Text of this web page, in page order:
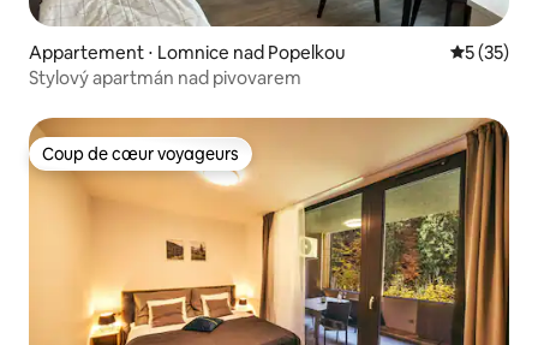
Appartement ⋅ Lomnice nad Popelkou
5 (35)
Stylový apartmán nad pivovarem
Coup de cœur voyageurs
Coup de cœur voyageurs